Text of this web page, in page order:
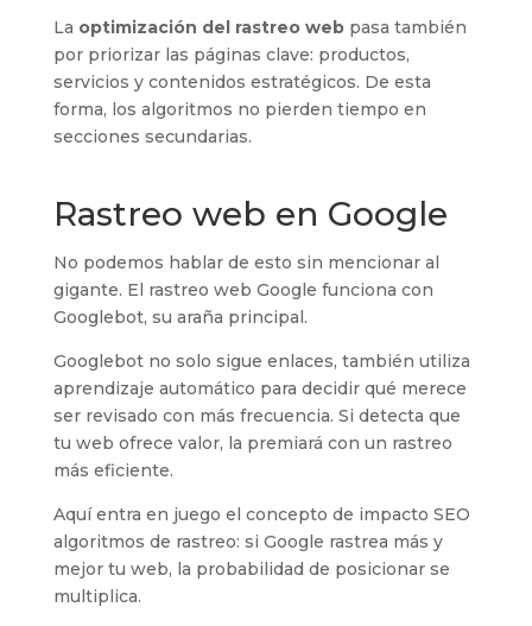
La optimización del rastreo webpasa también
por priorizar las páginas clave: productos,
servicios y contenidos estratégicos. De esta
forma, los algoritmos no pierden tiempo en
secciones secundarias.
Rastreo web en Google
No podemos hablar de esto sin mencionar al
gigante. El rastreo web Google funciona con
Googlebot, su araña principal.
Googlebot no solo sigue enlaces, también utiliza
aprendizaje automático para decidir qué merece
ser revisado con más frecuencia. Si detecta que
tu web ofrece valor, la premiará con un rastreo
más eficiente.
Aquí entra en juego el concepto de impacto SEO
algoritmos de rastreo: si Google rastrea más y
mejor tu web, la probabilidad de posicionar se
multiplica.